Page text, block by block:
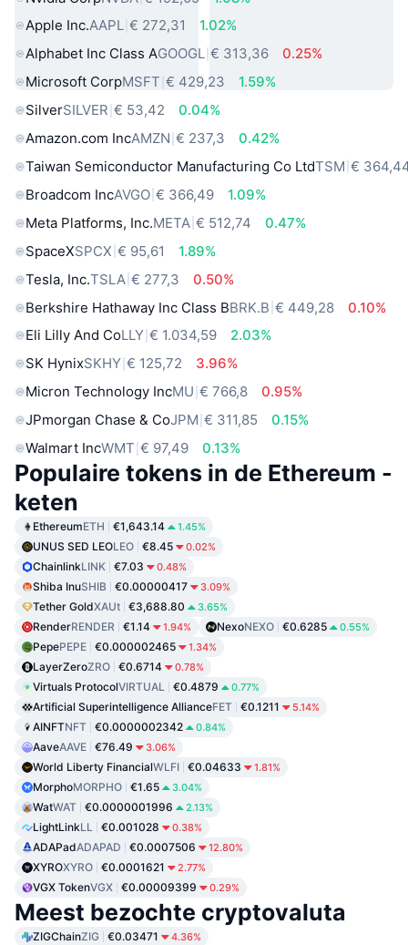
Apple Inc.AAPL € 272,31
1.02%
Alphabet Inc Class AGOOGL € 313,36
0.25%
Microsoft CorpMSFT € 429,23
1.59%
SilverSILVER € 53,42
0.04%
Amazon.com IncAMZN € 237,3
0.42%
Taiwan Semiconductor Manufacturing Co LtdTSM €
Broadcom IncAVGO € 366,49
1.09%
Meta Platforms, Inc.META € 512,74
0.47%
SpaceXSPCX € 95,61
1.89%
Tesla, Inc.TSLA € 277,3
0.50%
Berkshire Hathaway Inc Class BBRK.B € 449,28
0.10%
Eli Lilly And CoLLY € 1.034,59
2.03%
SK HynixSKHY € 125,72
3.96%
Micron Technology IncMU € 766,8
0.95%
JPmorgan Chase & CoJPM € 311,85
0.15%
Walmart IncWMT € 97,49 0.13%
Populaire tokens in de Ethereum -
keten
EthereumETH €1,643.14 1.45%
UNUS SED LEOLEO €8.45 0.02%
ChainlinkLINK €7.03 0.48%
Shiba InuSHIB €0.00000417 3.09%
Tether GoldXAUt €3,688.80 3.65%
RenderRENDER €1.14 1.94% NexoNEXO €0.6285 0.55%
PepePEPE €0.000002465 1.34%
LayerZeroZRO €0.6714 0.78%
Virtuals ProtocolVIRTUAL €0.4879 0.77%
Artificial Superintelligence AllianceFET €0.1211 5.14%
AINFTNFT €0.0000002342 0.84%
AaveAAVE €76.49 3.06%
World Liberty FinancialWLFI €0.04633 1.81%
MorphoMORPHO €1.65 3.04%
WatWAT €0.0000001996 2.13%
LightLinkLL €0.001028 0.38%
ADAPadADAPAD €0.0007506 12.80%
XYROXYRO €0.0001621 2.77%
VGX TokenVGX €0.00009399 0.29%
Meest bezochte cryptovaluta
ZIGChainZIG €0.03471 4.36%